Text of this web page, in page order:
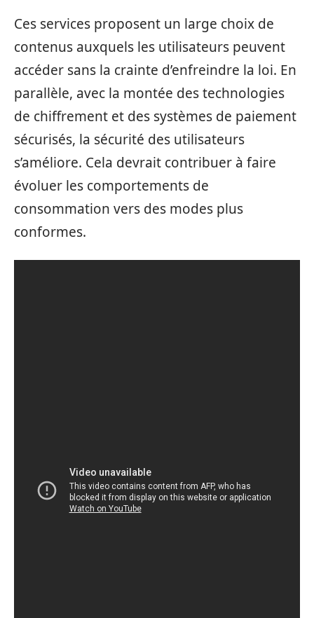
Ces services proposent un large choix de
contenus auxquels les utilisateurs peuvent
accéder sans la crainte d’enfreindre la loi. En
parallèle, avec la montée des technologies
de chiffrement et des systèmes de paiement
sécurisés, la sécurité des utilisateurs
s’améliore. Cela devrait contribuer à faire
évoluer les comportements de
consommation vers des modes plus
conformes.